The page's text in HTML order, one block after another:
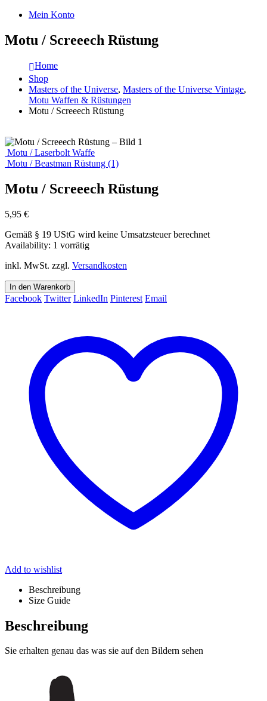
Mein Konto
Motu / Screeech Rüstung
Home
Shop
Masters of the Universe, Masters of the Universe Vintage,
Motu Waffen & Rüstungen
Motu / Screeech Rüstung
Motu / Laserbolt Waffe
Motu / Beastman Rüstung (1)
Motu / Screeech Rüstung
5,95 €
Gemäß § 19 UStG wird keine Umsatzsteuer berechnet
Availability: 1 vorrätig
inkl. MwSt. zzgl. Versandkosten
In den Warenkorb
Facebook Twitter LinkedIn Pinterest Email
Add to wishlist
Beschreibung
Size Guide
Beschreibung
Sie erhalten genau das was sie auf den Bildern sehen